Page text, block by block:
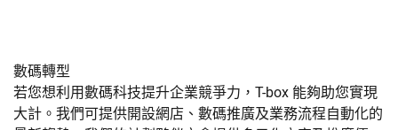
數碼轉型
若您想利用數碼科技提升企業競爭力，T-box 能夠助您實現
大計。我們可提供開設網店、數碼推廣及業務流程自動化的